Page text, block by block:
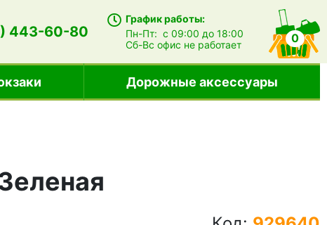
443-60-80
График работы:
Пн-Пт:с 09:00 до 18:00
Сб-Всофис не работает 0
Дорожные аксессуары